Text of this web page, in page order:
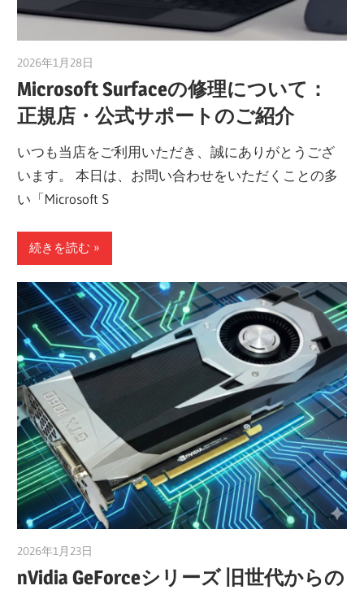
2026年1月28日
Microsoft Surfaceの修理について：
正規店・公式サポートのご紹介
いつも当店をご利用いただき、誠にありがとうござ
います。 本日は、お問い合わせをいただくことの多
い「Microsoft S
続きを読む
2026年1月23日
nVidia GeForceシリーズ 旧世代からの